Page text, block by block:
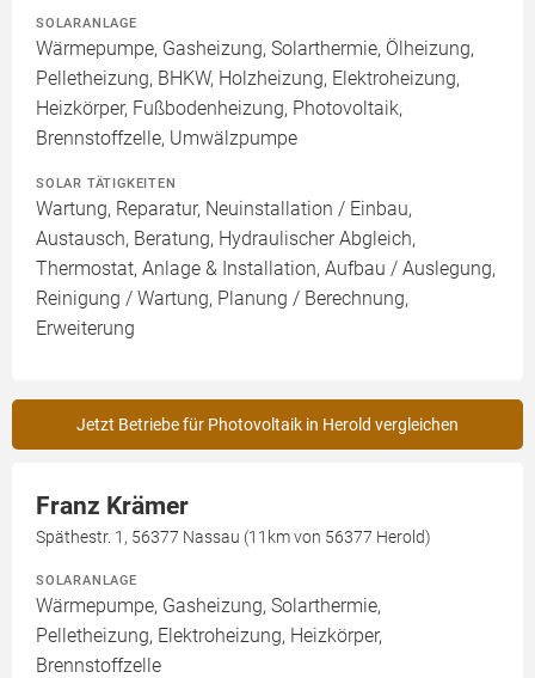
SOLARANLAGE
Wärmepumpe, Gasheizung, Solarthermie, Ölheizung,
Pelletheizung, BHKW, Holzheizung, Elektroheizung,
Heizkörper, Fußbodenheizung, Photovoltaik,
Brennstoffzelle, Umwälzpumpe
SOLAR TÄTIGKEITEN
Wartung, Reparatur, Neuinstallation / Einbau,
Austausch, Beratung, Hydraulischer Abgleich,
Thermostat, Anlage & Installation, Aufbau / Auslegung,
Reinigung / Wartung, Planung / Berechnung,
Erweiterung
Jetzt Betriebe für Photovoltaik in Herold vergleichen
Franz Krämer
Späthestr. 1, 56377 Nassau (11km von 56377 Herold)
SOLARANLAGE
Wärmepumpe, Gasheizung, Solarthermie,
Pelletheizung, Elektroheizung, Heizkörper,
Brennstoffzelle